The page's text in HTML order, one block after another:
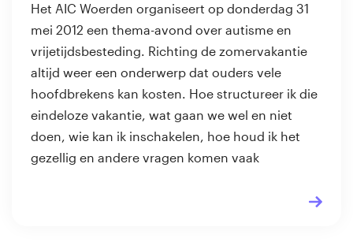
Het AIC Woerden organiseert op donderdag 31
mei 2012 een thema-avond over autisme en
vrijetijdsbesteding. Richting de zomervakantie
altijd weer een onderwerp dat ouders vele
hoofdbrekens kan kosten. Hoe structureer ik die
eindeloze vakantie, wat gaan we wel en niet
doen, wie kan ik inschakelen, hoe houd ik het
gezellig en andere vragen komen vaak